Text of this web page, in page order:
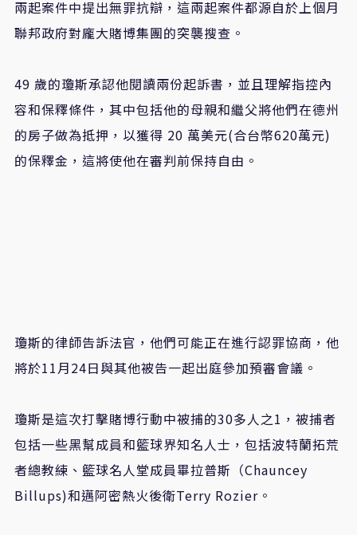
兩起案件中提出無罪抗辯，這兩起案件都源自於上個月
聯邦政府對龐大賭博集團的突襲搜查。
49 歲的瓊斯承認他閱讀兩份起訴書，並且理解指控內
容和保釋條件，其中包括他的母親和繼父將他們在德州
的房子做為抵押，以獲得 20 萬美元(合台幣620萬元)
的保釋金，這將使他在審判前保持自由。
瓊斯的律師告訴法官，他們可能正在進行認罪協商，他
將於11月24日與其他被告一起出庭參加預審會議。
瓊斯是這次打擊賭博行動中被捕的30多人之1，被捕者
包括一些黑幫成員和籃球界知名人士，包括波特蘭拓荒
者總教練、籃球名人堂成員畢拉普斯（Chauncey
Billups)和邁阿密熱火後衛Terry Rozier。